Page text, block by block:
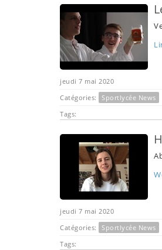
jeudi 7 mai 2020
Catégories:
Sportlycée News
Tags:
jeudi 7 mai 2020
Catégories:
Sportlycée News
Tags: